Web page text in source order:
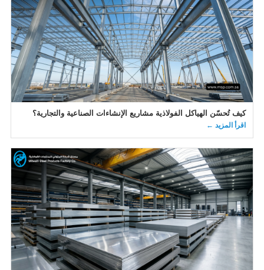
كيف تُحسّن الهياكل الفولاذية مشاريع الإنشاءات الصناعية والتجارية؟
اقرأ المزيد ←